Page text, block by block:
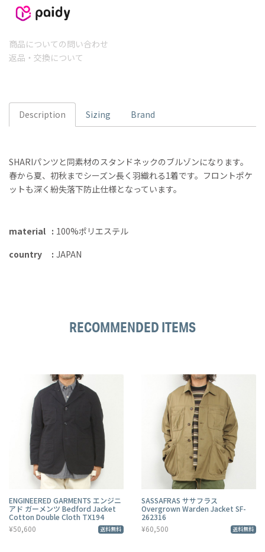
商品についての問い合わせ
返品・交換について
Description Sizing Brand
SHARIパンツと同素材のスタンドネックのブルゾンになります。
春から夏、初秋までシーズン長く羽織れる1着です。フロントポケ
ットも深く紛失落下防止仕様となっています。
material
100%ポリエステル
country
JAPAN
RECOMMENDED ITEMS
ENGINEERED GARMENTS エンジニ
アド ガーメンツ Bedford Jacket
Cotton Double Cloth TX194
¥50,600
送料無料
SASSAFRAS ササフラス
Overgrown Warden Jacket SF-
262316
¥60,500
送料無料